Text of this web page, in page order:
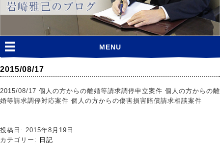
MENU
2015/08/17
2015/08/17 個人の方からの離婚等請求調停申立案件 個人の方からの離
婚等請求調停対応案件 個人の方からの傷害損害賠償請求相談案件
投稿日: 2015年8月19日
カテゴリー: 日記